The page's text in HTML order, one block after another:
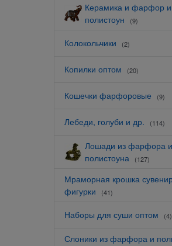
Керамика и фарфор и
полистоун
(9)
Колокольчики (2)
Копилки оптом (20)
Кошечки фарфоровые (9)
Лебеди, голуби и др. (114)
Лошади из фарфора и
полистоуна
(127)
Мраморная крошка
фигурки
(41)
Наборы для суши оптом (4)
Слоники из фарфора и